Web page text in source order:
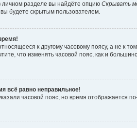
личном разделе вы найдёте опцию Скрывать
будете скрытым пользователем.
к другому часовому поясу, а не к
что изменять часовой пояс, как и
всё равно неправильное!
часовой пояс, но время отображается